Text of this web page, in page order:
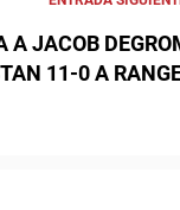
A JACOB
11-0 A